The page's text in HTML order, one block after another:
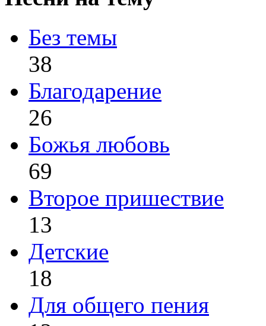
Без темы
38
Благодарение
26
Божья любовь
69
Второе пришествие
13
Детские
18
Для общего пения